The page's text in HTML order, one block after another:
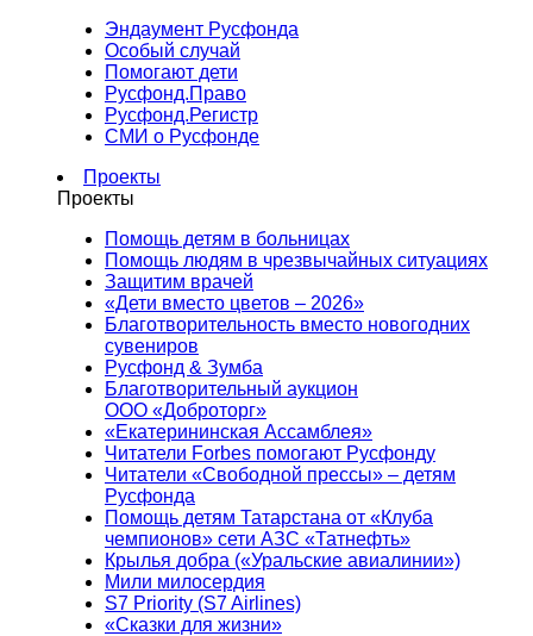
Эндаумент Русфонда
Особый случай
Помогают дети
Русфонд.Право
Русфонд.Регистр
СМИ о Русфонде
Проекты
Проекты
Помощь детям в больницах
Помощь людям в чрезвычайных ситуациях
Защитим врачей
«Дети вместо цветов – 2026»
Благотворительность вместо новогодних
сувениров
Русфонд & Зумба
Благотворительный аукцион
ООО «Доброторг»
«Екатерининская Ассамблея»
Читатели Forbes помогают Русфонду
Читатели «Свободной прессы» – детям
Русфонда
Помощь детям Татарстана от «Клуба
чемпионов» сети АЗС «Татнефть»
Крылья добра («Уральские авиалинии»)
Мили милосердия
S7 Priority (S7 Airlines)
«Сказки для жизни»